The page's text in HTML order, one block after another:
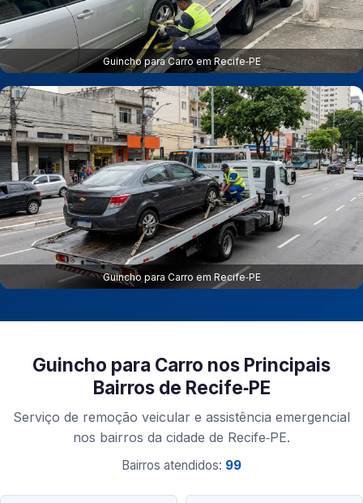
Guincho para Carro em Recife‑PE
Guincho para Carro em Recife‑PE
Guincho para Carro nos Principais
Bairros de Recife‑PE
Serviço de remoção veicular e assistência emergencial
nos bairros da cidade de Recife‑PE.
Bairros atendidos: 99